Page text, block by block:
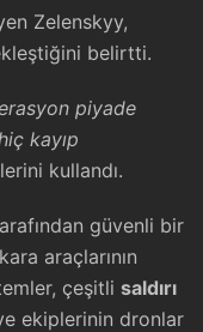
Zelenskyy,
belirtti.
piyade
kayıp
kullandı.
güvenli bir
araçlarının
çeşitli saldırı
ekiplerinin dronlar